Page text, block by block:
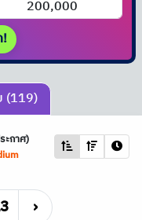
!
(119)
ะกาศ)
›